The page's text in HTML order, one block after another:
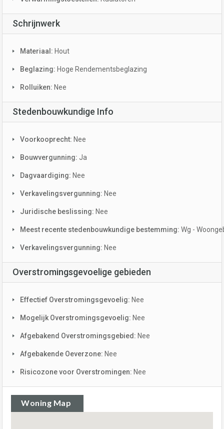
Schrijnwerk
Materiaal: Hout
Beglazing: Hoge Rendementsbeglazing
Rolluiken: Nee
Stedenbouwkundige Info
Voorkooprecht: Nee
Bouwvergunning: Ja
Dagvaardiging: Nee
Verkavelingsvergunning: Nee
Juridische beslissing: Nee
Meest recente stedenbouwkundige bestemming: Wg -
Verkavelingsvergunning: Nee
Overstromingsgevoelige gebieden
Effectief Overstromingsgevoelig: Nee
Mogelijk Overstromingsgevoelig: Nee
Afgebakend Overstromingsgebied: Nee
Afgebakende Oeverzone: Nee
Risicozone voor Overstromingen: Nee
Woning Map